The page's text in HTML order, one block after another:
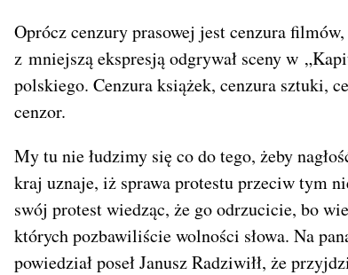
Oprócz cenzury prasowej jest cenzura
z mniejszą ekspresją odgrywał sceny w
polskiego. Cenzura książek, cenzura sztuki,
cenzor.
My tu nie łudzimy się co do tego, żeby
kraj uznaje, iż sprawa protestu przeciw tym
swój protest wiedząc, że go odrzucicie, bo
których pozbawiliście wolności słowa. Na
powiedział poseł Janusz Radziwiłł, że